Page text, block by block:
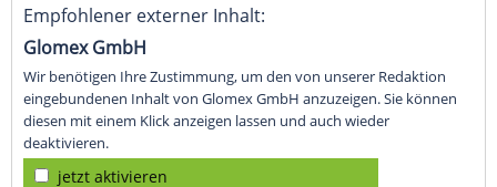
Empfohlener externer Inhalt:
Glomex GmbH
Wir benötigen Ihre Zustimmung, um den von unserer Redaktion
eingebundenen Inhalt von Glomex GmbH anzuzeigen. Sie können
diesen mit einem Klick anzeigen lassen und auch wieder
deaktivieren.
jetzt aktivieren